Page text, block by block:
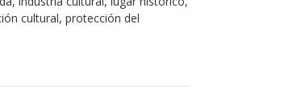
cultural, protección del